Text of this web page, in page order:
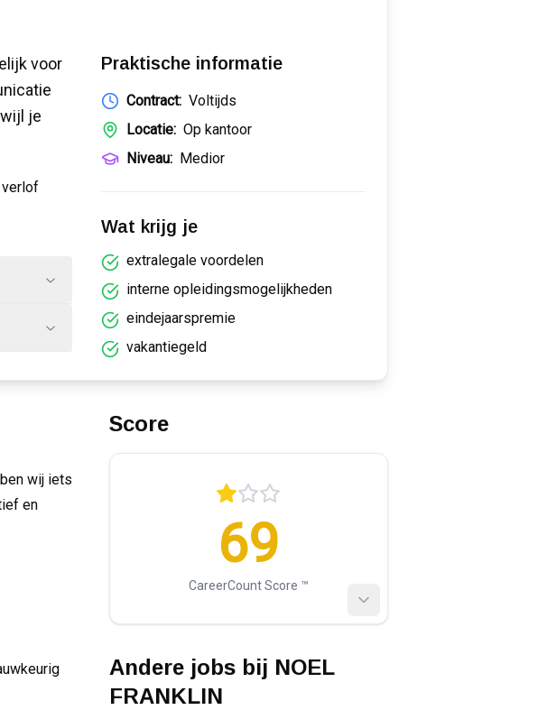
voor
je
Praktische informatie
Contract: Voltijds
Locatie: Op kantoor
Niveau: Medior
Wat krijg je
extralegale voordelen
interne opleidingsmogelijkheden
eindejaarspremie
vakantiegeld
wij iets
en
Score
69
CareerCount Score ™️
Andere jobs bij NOEL
FRANKLIN